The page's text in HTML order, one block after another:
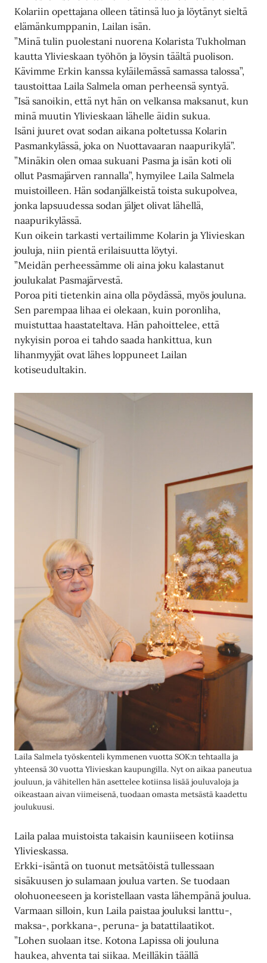
Kolariin opettajana olleen tätinsä luo ja löytänyt sieltä
elämänkumppanin, Lailan isän.
”Minä tulin puolestani nuorena Kolarista Tukholman
kautta Ylivieskaan työhön ja löysin täältä puolison.
Kävimme Erkin kanssa kyläilemässä samassa talossa”,
taustoittaa Laila Salmela oman perheensä syntyä.
”Isä sanoikin, että nyt hän on velkansa maksanut, kun
minä muutin Ylivieskaan lähelle äidin sukua.
Isäni juuret ovat sodan aikana poltetussa Kolarin
Pasmankylässä, joka on Nuottavaaran naapurikylä”.
”Minäkin olen omaa sukuani Pasma ja isän koti oli
ollut Pasmajärven rannalla”, hymyilee Laila Salmela
muistoilleen. Hän sodanjälkeistä toista sukupolvea,
jonka lapsuudessa sodan jäljet olivat lähellä,
naapurikylässä.
Kun oikein tarkasti vertailimme Kolarin ja Ylivieskan
jouluja, niin pientä erilaisuutta löytyi.
”Meidän perheessämme oli aina joku kalastanut
joulukalat Pasmajärvestä.
Poroa piti tietenkin aina olla pöydässä, myös jouluna.
Sen parempaa lihaa ei olekaan, kuin poronliha,
muistuttaa haastateltava. Hän pahoittelee, että
nykyisin poroa ei tahdo saada hankittua, kun
lihanmyyjät ovat lähes loppuneet Lailan
kotiseudultakin.
Laila Salmela työskenteli kymmenen vuotta SOK:n tehtaalla ja
yhteensä 30 vuotta Ylivieskan kaupungilla. Nyt on aikaa paneutua
jouluun, ja vähitellen hän asettelee kotiinsa lisää jouluvaloja ja
oikeastaan aivan viimeisenä, tuodaan omasta metsästä kaadettu
joulukuusi.
Laila palaa muistoista takaisin kauniiseen kotiinsa
Ylivieskassa.
Erkki-isäntä on tuonut metsätöistä tullessaan
sisäkuusen jo sulamaan joulua varten. Se tuodaan
olohuoneeseen ja koristellaan vasta lähempänä joulua.
Varmaan silloin, kun Laila paistaa jouluksi lanttu-,
maksa-, porkkana-, peruna- ja batattilaatikot.
”Lohen suolaan itse. Kotona Lapissa oli jouluna
haukea, ahventa tai siikaa. Meilläkin täällä